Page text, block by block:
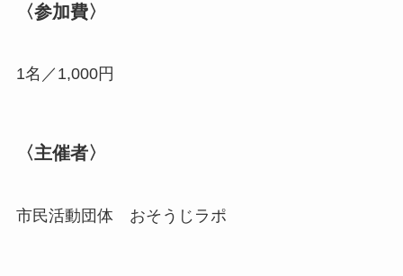
〈参加費〉
1名／1,000円
〈主催者〉
市民活動団体 おそうじラポ